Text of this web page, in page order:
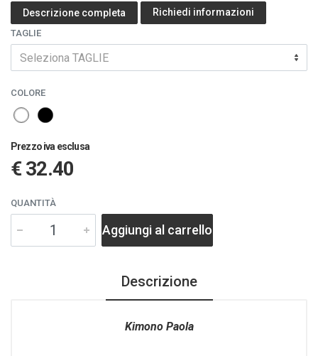
Descrizione completa
Richiedi informazioni
TAGLIE
Seleziona TAGLIE
COLORE
Prezzo iva esclusa
€ 32.40
QUANTITÀ
Aggiungi al carrello
Descrizione
Kimono Paola